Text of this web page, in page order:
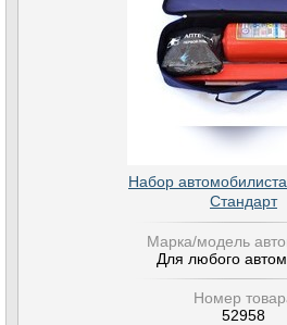
Набор
Стандарт
Марка/модель
Для любого
Номер
52958